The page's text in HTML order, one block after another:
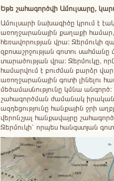
Եթե շահագործվի Ամուլսարը,
Ամուլսարի նախագիծը կրում է
առողջարանային քաղաքի համար,
հեռավորության վրա: Ջերմուկի
զբոսաշրջության գոտու սահմանը
տարածության վրա: Ջերմուկը,
համարվում է բուժման բարձր
առողջարանային գոտի լինելու
մեծամասնությունը կմնա
շահագործման ժամանակ
ազդեցությունը հանքային ջրի
վերոնշյալ հանքավայրը
Ջերմուկի՝ որպես հանգստյան